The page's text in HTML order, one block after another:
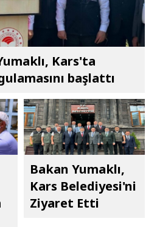
Kars'ta
başlattı
Bakan Yumaklı,
Kars Belediyesi'ni
Ziyaret Etti